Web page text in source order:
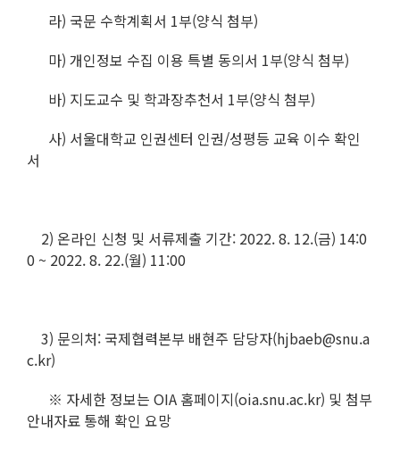
라) 국문 수학계획서 1부(양식 첨부)
마) 개인정보 수집 이용 특별 동의서 1부(양식 첨부)
바) 지도교수 및 학과장추천서 1부(양식 첨부)
사) 서울대학교 인권센터 인권/성평등 교육 이수 확인
서
2) 온라인 신청 및 서류제출 기간: 2022. 8. 12.(금) 14:0
0 ~ 2022. 8. 22.(월) 11:00
3) 문의처: 국제협력본부 배현주 담당자(hjbaeb@snu.a
c.kr)
※ 자세한 정보는 OIA 홈페이지(oia.snu.ac.kr) 및 첨부
안내자료 통해 확인 요망